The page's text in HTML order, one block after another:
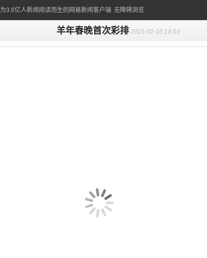
为3.6亿人新闻阅读而生的网易新闻客户端 无障碍浏览
羊年春晚首次彩排 2015-02-16 14:03